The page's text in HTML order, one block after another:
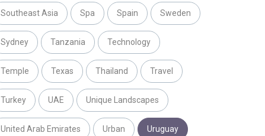
Southeast Asia Spa Spain Sweden
Sydney Tanzania Technology
Temple Texas Thailand Travel
Turkey UAE Unique Landscapes
United Arab Emirates Urban Uruguay